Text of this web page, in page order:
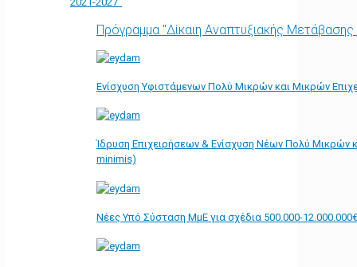
Πρόγραμμα "Δίκαιη Αναπτυξιακής
Ενίσχυση Υφιστάμενων Πολύ Μικρών και Μικρών
Ίδρυση Επιχειρήσεων & Ενίσχυση Νέων Πολύ Μικρών
minimis)
Νέες Υπό Σύσταση ΜμΕ για σχέδια 500.000-